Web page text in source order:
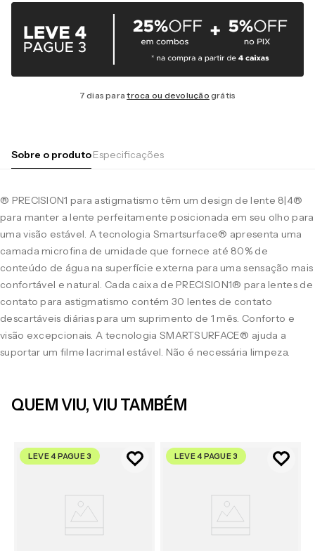
7 dias paratroca ou devolução grátis
Sobre o produtoEspecificações
® PRECISION1 para astigmatismo têm um design de lente 8|4®
para manter a lente perfeitamente posicionada em seu olho para
uma visão estável. A tecnologia Smartsurface® apresenta uma
camada microfina de umidade que fornece até 80% de
conteúdo de água na superfície externa para uma sensação mais
confortável e natural. Cada caixa de PRECISION1® para lentes de
contato para astigmatismo contém 30 lentes de contato
descartáveis diárias para um suprimento de 1 mês. Conforto e
visão excepcionais. A tecnologia SMARTSURFACE® ajuda a
suportar um filme lacrimal estável. Não é necessária limpeza.
QUEM VIU, VIU TAMBÉM
LEVE 4 PAGUE 3 LEVE 4 PAGUE 3